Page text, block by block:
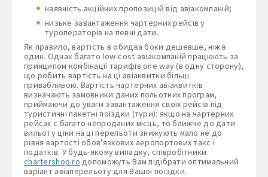
наявність акційних пропозицій від авіакомпаній;
низьке завантаження чартерних рейсів у
туроператорів на певні дати.
Як правило, вартість в обидва боки дешевше, ніж в
один. Однак багато low-cost авіакомпаній працюють за
принципом комбінації тарифів one way (в одну сторону),
що робить вартість на ці авіаквитки більш
привабливою. Вартість чартерних авіаквитків
визначають замовники даних польотних програм,
приймаючи до уваги завантаження своїх рейсів під
туристичні пакетні поїздки (тури): якщо на чартерних
рейсах є багато непроданих місць, то ближче до дати
вильоту ціни на ці перельоти знижують мало не до
рівня вартості обов'язкових аеропортових такс і
податків. У будь-якому випадку, співробітники
chartershop.ro допоможуть Вам підібрати оптимальний
варіант авіаперельоту для Вашої поїздки.